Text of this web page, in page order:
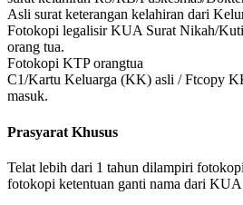
Asli surat keterangan kelahiran dari
Fotokopi legalisir KUA Surat Nikah/
orang tua.
Fotokopi KTP orangtua
C1/Kartu Keluarga (KK) asli / Ftcopy
masuk.
Prasyarat Khusus
Telat lebih dari 1 tahun dilampiri
fotokopi ketentuan ganti nama dari